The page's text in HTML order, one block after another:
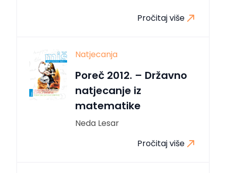
Pročitaj više
Natjecanja
Poreč 2012. – Državno
natjecanje iz
matematike
Neda Lesar
Pročitaj više